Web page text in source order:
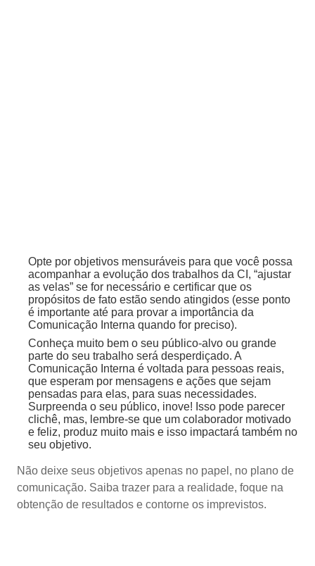
Opte por objetivos mensuráveis para que você possa
acompanhar a evolução dos trabalhos da CI, “ajustar
as velas” se for necessário e certificar que os
propósitos de fato estão sendo atingidos (esse ponto
é importante até para provar a importância da
Comunicação Interna quando for preciso).
Conheça muito bem o seu público-alvo ou grande
parte do seu trabalho será desperdiçado. A
Comunicação Interna é voltada para pessoas reais,
que esperam por mensagens e ações que sejam
pensadas para elas, para suas necessidades.
Surpreenda o seu público, inove! Isso pode parecer
clichê, mas, lembre-se que um colaborador motivado
e feliz, produz muito mais e isso impactará também no
seu objetivo.
Não deixe seus objetivos apenas no papel, no plano de
comunicação. Saiba trazer para a realidade, foque na
obtenção de resultados e contorne os imprevistos.